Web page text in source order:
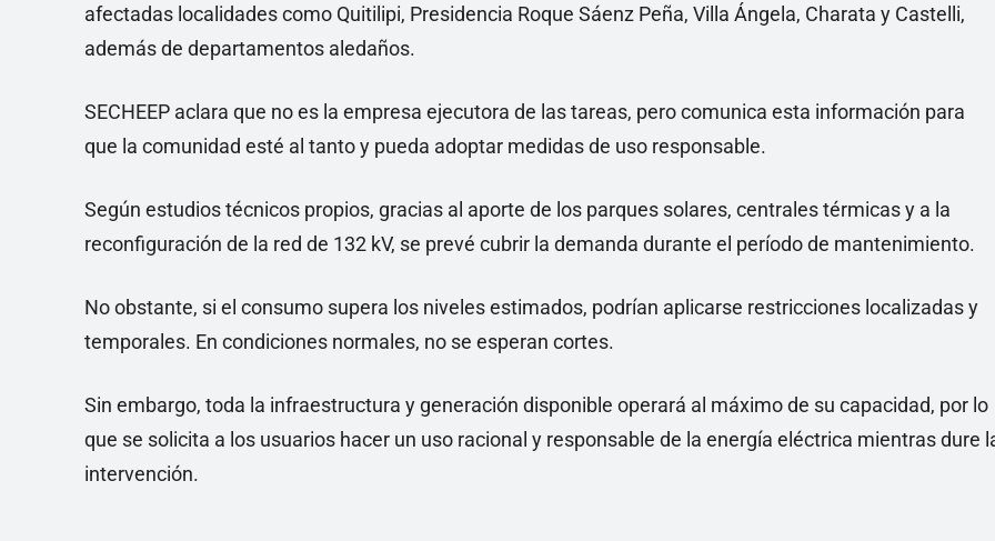
afectadas localidades como Quitilipi, Presidencia Roque Sáenz Peña, Villa Ángela, Charata y Castelli,
además de departamentos aledaños.
SECHEEP aclara que no es la empresa ejecutora de las tareas, pero comunica esta información para
que la comunidad esté al tanto y pueda adoptar medidas de uso responsable.
Según estudios técnicos propios, gracias al aporte de los parques solares, centrales térmicas y a la
reconfiguración de la red de 132 kV, se prevé cubrir la demanda durante el período de mantenimiento.
No obstante, si el consumo supera los niveles estimados, podrían aplicarse restricciones localizadas y
temporales. En condiciones normales, no se esperan cortes.
Sin embargo, toda la infraestructura y generación disponible operará al máximo de su capacidad, por lo
que se solicita a los usuarios hacer un uso racional y responsable de la energía eléctrica mientras dure
intervención.